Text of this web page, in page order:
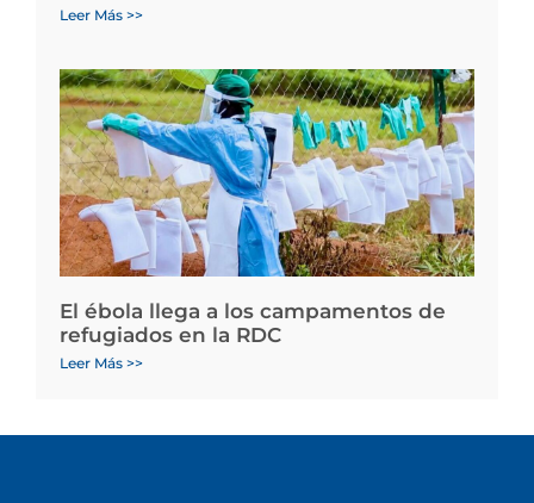
Leer Más >>
El ébola llega a los campamentos de
refugiados en la RDC
Leer Más >>